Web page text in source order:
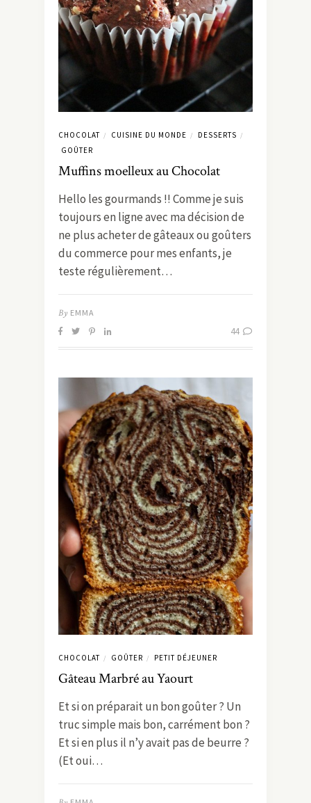
CHOCOLAT / CUISINE DU MONDE / DESSERTS /
GOÛTER
Muffins moelleux au Chocolat
Hello les gourmands !! Comme je suis
toujours en ligne avec ma décision de
ne plus acheter de gâteaux ou goûters
du commerce pour mes enfants, je
teste régulièrement…
By EMMA
44
CHOCOLAT / GOÛTER / PETIT DÉJEUNER
Gâteau Marbré au Yaourt
Et si on préparait un bon goûter ? Un
truc simple mais bon, carrément bon ?
Et si en plus il n’y avait pas de beurre ?
(Et oui…